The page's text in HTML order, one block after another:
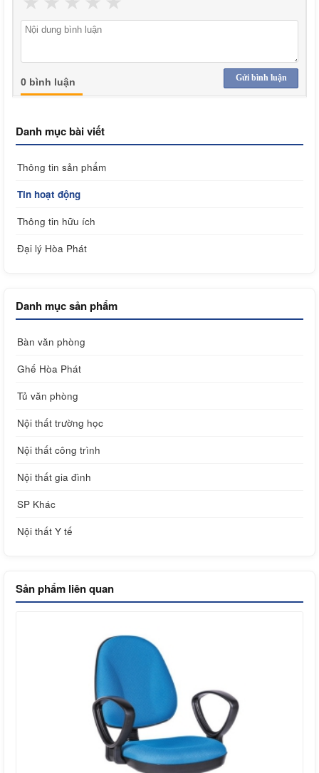
Gửi bình luận
0 bình luận
Danh mục bài viết
Thông tin sản phẩm
Tin hoạt động
Thông tin hữu ích
Đại lý Hòa Phát
Danh mục sản phẩm
Bàn văn phòng
Ghế Hòa Phát
Tủ văn phòng
Nội thất trường học
Nội thất công trình
Nội thất gia đình
SP Khác
Nội thất Y tế
Sản phẩm liên quan